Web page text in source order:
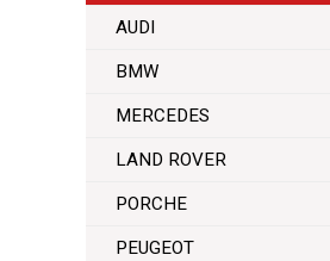
AUDI
BMW
MERCEDES
LAND ROVER
PORCHE
PEUGEOT